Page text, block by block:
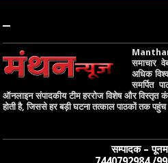
–
Manthan
समाचार
अधिक
समर्पित
ऑनलाइन संपादकीय टीम हररोज विशेष और विस्तृत
होती है, जिससे हर बड़ी घटना तत्काल पाठकों तक
सम्पादक – पूनम